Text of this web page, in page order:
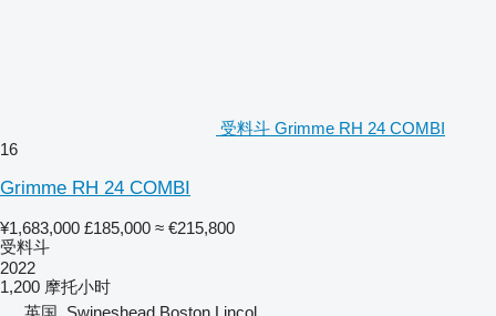
受料斗 Grimme RH 24 COMBI
16
Grimme RH 24 COMBI
¥1,683,000 £185,000 ≈ €215,800
受料斗
2022
1,200 摩托小时
英国, Swineshead Boston Lincol